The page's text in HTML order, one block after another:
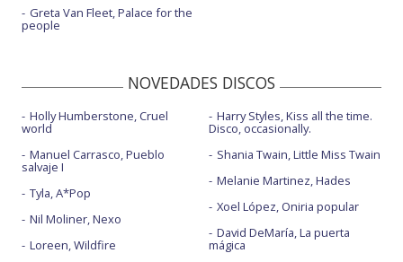
Greta Van Fleet, Palace for the
people
NOVEDADES DISCOS
Holly Humberstone, Cruel
world
Manuel Carrasco, Pueblo
salvaje I
Tyla, A*Pop
Nil Moliner, Nexo
Loreen, Wildfire
Harry Styles, Kiss all the time.
Disco, occasionally.
Shania Twain, Little Miss Twain
Melanie Martinez, Hades
Xoel López, Oniria popular
David DeMaría, La puerta
mágica